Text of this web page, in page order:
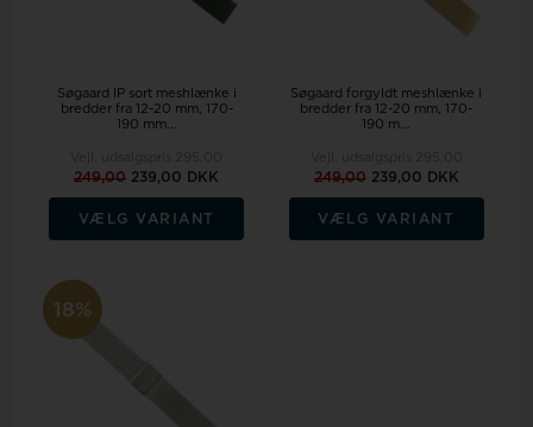
Søgaard IP sort meshlænke i
bredder fra 12-20 mm, 170-
190 mm...
249,00 239,00 DKK
VÆLG VARIANT
Søgaard forgyldt meshlænke i
bredder fra 12-20 mm, 170-
190 m...
249,00 239,00 DKK
VÆLG VARIANT
18%